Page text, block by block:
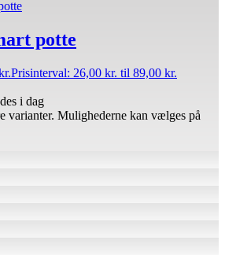
potte
Prisinterval: 26,00 kr. til 89,00 kr.
i dag
varianter. Mulighederne kan vælges på